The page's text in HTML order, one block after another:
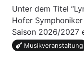
Unter dem Titel
Hofer
Saison 2026/2027
Musikveranstaltung